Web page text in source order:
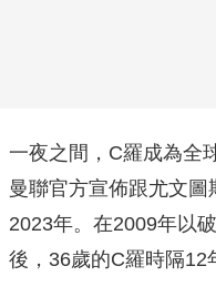
一夜之間，C羅成為全
曼聯官方宣佈跟尤文
2023年。在2009年以
後，36歲的C羅時隔12